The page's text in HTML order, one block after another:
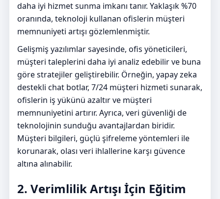
daha iyi hizmet sunma imkanı tanır. Yaklaşık %70
oranında, teknoloji kullanan ofislerin müşteri
memnuniyeti artışı gözlemlenmiştir.
Gelişmiş yazılımlar sayesinde, ofis yöneticileri,
müşteri taleplerini daha iyi analiz edebilir ve buna
göre stratejiler geliştirebilir. Örneğin, yapay zeka
destekli chat botlar, 7/24 müşteri hizmeti sunarak,
ofislerin iş yükünü azaltır ve müşteri
memnuniyetini artırır. Ayrıca, veri güvenliği de
teknolojinin sunduğu avantajlardan biridir.
Müşteri bilgileri, güçlü şifreleme yöntemleri ile
korunarak, olası veri ihlallerine karşı güvence
altına alınabilir.
2. Verimlilik Artışı İçin Eğitim